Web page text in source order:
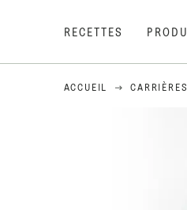
RECETTES
ACCUEIL CARRIÈRES